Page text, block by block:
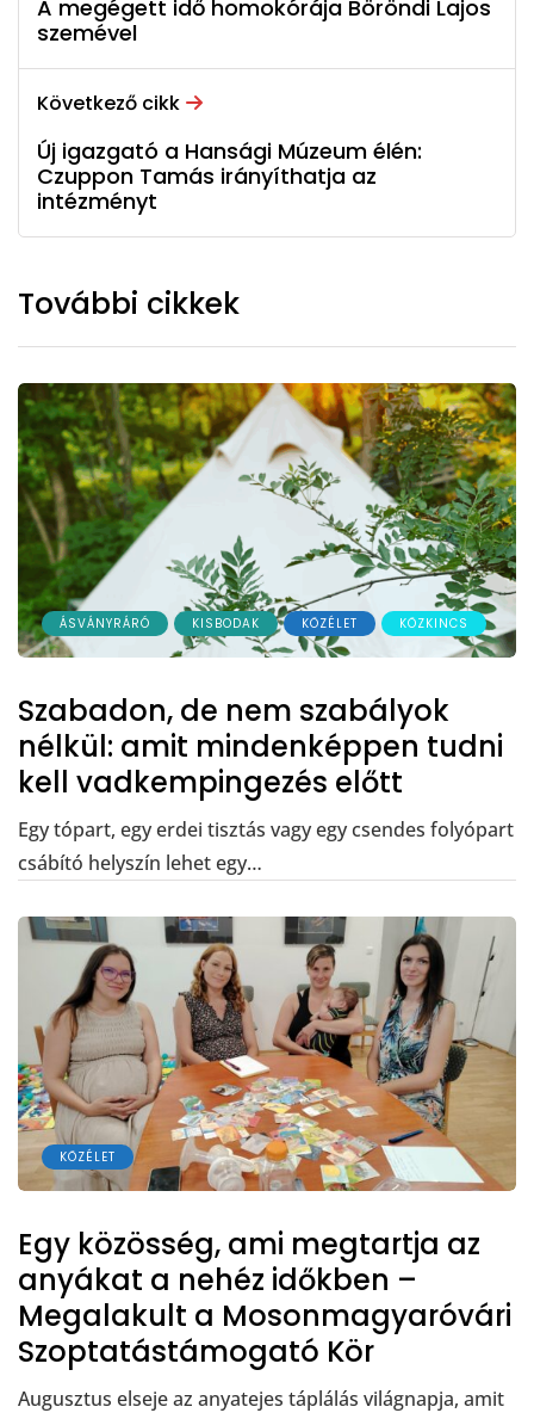
A megégett idő homokórája Böröndi Lajos
szemével
Következő cikk
Új igazgató a Hansági Múzeum élén:
Czuppon Tamás irányíthatja az
intézményt
További cikkek
ÁSVÁNYRÁRÓ KISBODAK KÖZÉLET KÖZKINCS
Szabadon, de nem szabályok
nélkül: amit mindenképpen tudni
kell vadkempingezés előtt
Egy tópart, egy erdei tisztás vagy egy csendes folyópart
csábító helyszín lehet egy…
KÖZÉLET
Egy közösség, ami megtartja az
anyákat a nehéz időkben –
Megalakult a Mosonmagyaróvári
Szoptatástámogató Kör
Augusztus elseje az anyatejes táplálás világnapja, amit